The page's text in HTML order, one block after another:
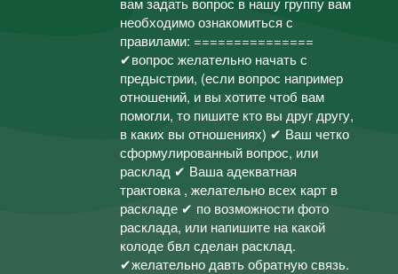
необходимо ознакомиться с
правилами: ===============
✔вопрос желательно начать с
предыстрии, (если вопрос например
отношений, и вы хотите чтоб вам
помогли, то пишите кто вы друг другу,
в каких вы отношениях) ✔ Ваш четко
сформулированный вопрос, или
расклад ✔ Ваша адекватная
трактовка , желательно всех карт в
раскладе ✔ по возможности фото
расклада, или напишите на какой
колоде бвл сделан расклад.
✔желательно давть обратную связь.